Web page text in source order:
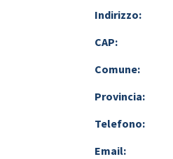
Indirizzo:
CAP:
Comune:
Provincia:
Telefono:
Email: